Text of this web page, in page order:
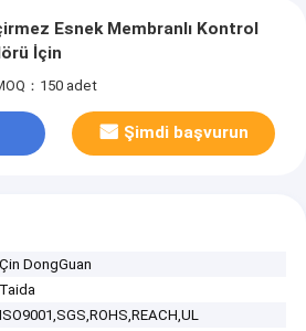
Esnek Membranlı Kontrol
İçin
：150 adet
Şimdi başvurun
Çin DongGuan
Taida
ISO9001,SGS,ROHS,REACH,UL